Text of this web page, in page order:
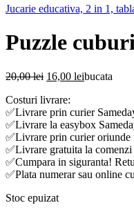
Jucarie educativa, 2 in 1,
Puzzle
20,00lei Prețul
a
fost:
20,00 lei.
16,00 leiPrețul
16,00 lei.
bucata
Costuri livrare:
✅Livrare prin curier
✅Livrare la easybox
✅Livrare prin curier oriunde
✅Livrare gratuita la
✅Cumpara in siguranta!
✅Plata numerar sau online
Stoc epuizat